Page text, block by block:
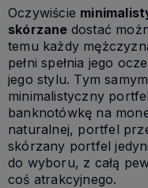
Oczywiście
skórzane dostać
temu każdy
pełni spełnia jego
jego stylu. Tym
minimalistyczny
banknotówkę na
naturalnej, portfel
skórzany portfel
do wyboru, z całą
coś atrakcyjnego.